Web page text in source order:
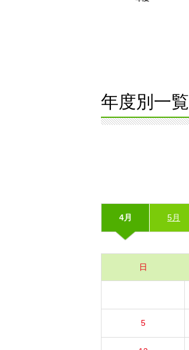
年度別一覧
4月 5月
日
5